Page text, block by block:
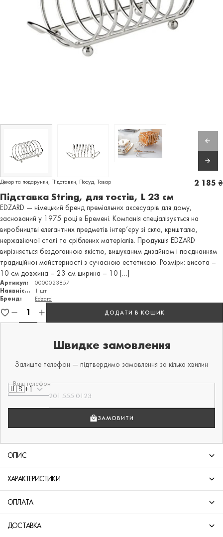
Декор та подарунки, Підставки, Посуд, Товар
Підставка String, для тостів, L 23 см
2 185 ₴
EDZARD — німецький бренд преміальних аксесуарів для дому,
заснований у 1975 році в Бремені. Компанія спеціалізується на
виробництві елегантних предметів інтер’єру зі скла, кришталю,
нержавіючої сталі та сріблених матеріалів. Продукція EDZARD
вирізняється бездоганною якістю, вишуканим дизайном і поєднанням
традиційної майстерності з сучасною естетикою. Розміри: висота –
10 см довжина – 23 см ширина – 10 […]
Артикул:
0000023857
Наявність:
1 шт
Бренд:
Edzard
ДОДАТИ В КОШИК
Швидке замовлення
Залиште телефон — підтвердимо замовлення за кілька хвилин
Ваш телефон
🇺🇸+1
ЗАМОВИТИ
ОПИС
ХАРАКТЕРИСТИКИ
ОПЛАТА
ДОСТАВКА